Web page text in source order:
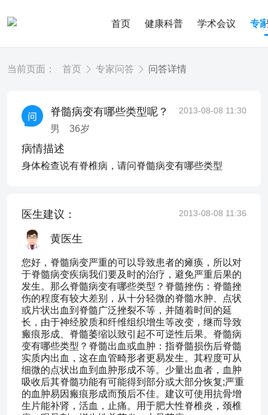
首页 健康科普 学术会议 专
当前页面： 首页 专家问答 问答详情
脊髓病变有哪些类型呢？
男 36岁
2013-08-08 11:30
病情描述
身体检查说有脊椎病，请问脊髓病变有哪些类型
医生建议： 2013-08-08 11:36
黄医生
您好，脊髓病变严重的可以导致患者的瘫痪，所以对
于脊髓病变疾病我们要及时的治疗，避免严重后果的
发生。那么脊髓病变有哪些类型？脊髓挫伤：脊髓挫
伤的程度有较大差别，从十分轻微的脊髓水肿、点状
或片状出血到脊髓广泛挫裂不等，并随着时间的延
长，由于神经胶质和纤维组织增生等改变，继而导致
瘢痕形成、脊髓萎缩以致引起不可逆性后果。脊髓病
变有哪些类型？脊髓出血或血肿：指脊髓损伤后脊髓
实质内出血，这在血管畸形者更易发生。其程度可从
细微的点状出血到血肿形成不等。少量出血者，血肿
吸收后其脊髓功能有可能得到部分或大部分恢复;严重
的血肿易因瘢痕形成而预后不佳。建议可使用抗骨增
生片能补肾，活血，止痛。用于肥大性脊椎炎，颈椎